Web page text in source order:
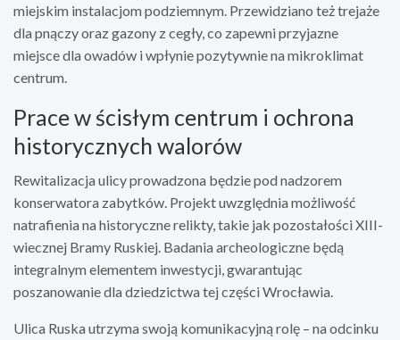
miejskim instalacjom podziemnym. Przewidziano też trejaże
dla pnączy oraz gazony z cegły, co zapewni przyjazne
miejsce dla owadów i wpłynie pozytywnie na mikroklimat
centrum.
Prace w ścisłym centrum i ochrona
historycznych walorów
Rewitalizacja ulicy prowadzona będzie pod nadzorem
konserwatora zabytków. Projekt uwzględnia możliwość
natrafienia na historyczne relikty, takie jak pozostałości XIII-
wiecznej Bramy Ruskiej. Badania archeologiczne będą
integralnym elementem inwestycji, gwarantując
poszanowanie dla dziedzictwa tej części Wrocławia.
Ulica Ruska utrzyma swoją komunikacyjną rolę – na odcinku